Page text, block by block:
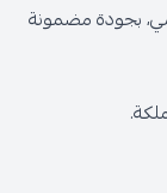
بجودة مضمونة